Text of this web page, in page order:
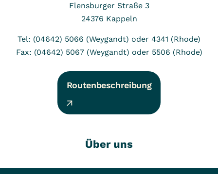
Flensburger Straße 3
24376 Kappeln
Tel: (04642) 5066 (Weygandt) oder 4341 (Rhode)
Fax: (04642) 5067 (Weygandt) oder 5506 (Rhode)
Routenbeschreibung
Über uns